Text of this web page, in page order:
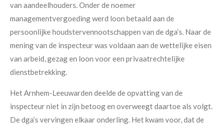
van aandeelhouders. Onder de noemer
managementvergoeding werd loon betaald aan de
persoonlijke houdstervennootschappen van de dga’s. Naar de
mening van de inspecteur was voldaan aan de wettelijke eisen
van arbeid, gezag en loon voor een privaatrechtelijke
dienstbetrekking.
Het Arnhem-Leeuwarden deelde de opvatting van de
inspecteur niet in zijn betoog en overweegt daartoe als volgt.
De dga’s vervingen elkaar onderling. Het kwam voor, dat de